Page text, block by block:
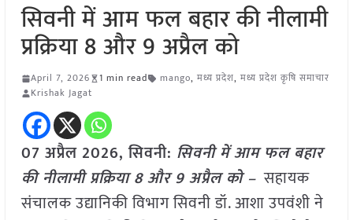
सिवनी में आम फल बहार की नीलामी
प्रक्रिया 8 और 9 अप्रैल को
April 7, 2026 1 min read mango, मध्य प्रदेश, मध्य प्रदेश कृषि समाचार
Krishak Jagat
07 अप्रैल 2026, सिवनी: सिवनी में आम फल बहार
की नीलामी प्रक्रिया 8 और 9 अप्रैल को –सहायक
संचालक उद्यानिकी विभाग सिवनी डॉ. आशा उपवंशी ने